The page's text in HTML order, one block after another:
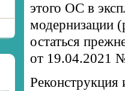
этого ОС в
модернизации
остаться
от 19.04.2021